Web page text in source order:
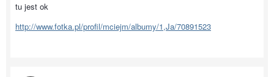
tu jest ok
http://www.fotka.pl/profil/mciejm/albumy/1,Ja/70891523